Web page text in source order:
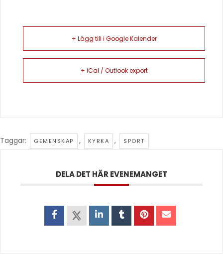
+ Lägg till i Google Kalender
+ iCal / Outlook export
Taggar: GEMENSKAP , KYRKA , SPORT
DELA DET HÄR EVENEMANGET